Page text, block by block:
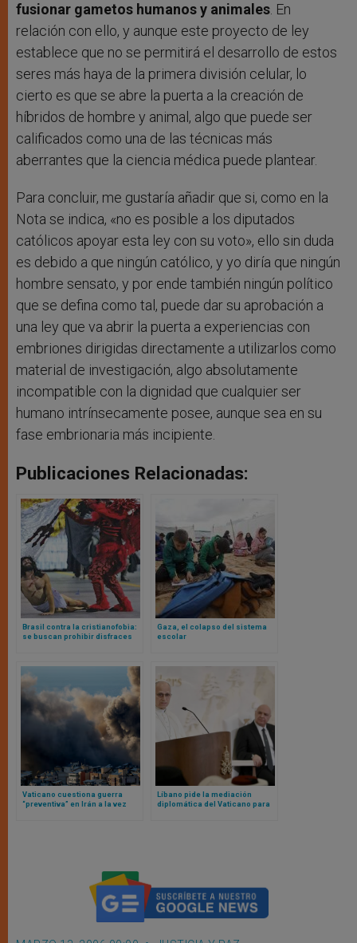
fusionar gametos humanos y animales. En
relación con ello, y aunque este proyecto de ley
establece que no se permitirá el desarrollo de estos
seres más haya de la primera división celular, lo
cierto es que se abre la puerta a la creación de
híbridos de hombre y animal, algo que puede ser
calificados como una de las técnicas más
aberrantes que la ciencia médica puede plantear.
Para concluir, me gustaría añadir que si, como en la
Nota se indica, «no es posible a los diputados
católicos apoyar esta ley con su voto», ello sin duda
es debido a que ningún católico, y yo diría que ningún
hombre sensato, y por ende también ningún político
que se defina como tal, puede dar su aprobación a
una ley que va abrir la puerta a experiencias con
embriones dirigidas directamente a utilizarlos como
material de investigación, algo absolutamente
incompatible con la dignidad que cualquier ser
humano intrínsecamente posee, aunque sea en su
fase embrionaria más incipiente.
Publicaciones Relacionadas:
Brasil contra la cristianofobia:
se buscan prohibir disfraces
Gaza, el colapso del sistema
escolar
Vaticano cuestiona guerra
“preventiva” en Irán a la vez
Líbano pide la mediación
diplomática del Vaticano para